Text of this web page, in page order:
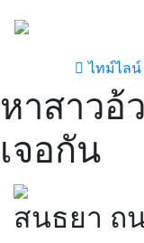
ไทม์ไลน์
หาสาวอ้
เจอกัน
สนธยา ถ